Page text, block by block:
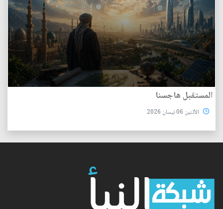
المستقبل هاجسنا
الأثنين 06 نيسان 2026